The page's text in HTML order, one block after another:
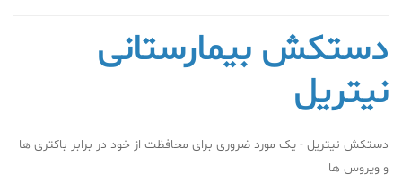
دستکش بیمارستانی
نیتریل
دستکش نیتریل - یک مورد ضروری برای محافظت از خود در برابر باکتری ها
و ویروس ها